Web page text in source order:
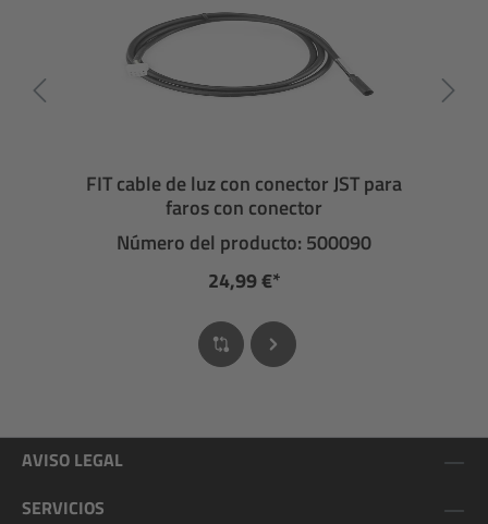
FIT cable de luz con conector JST para
faros con conector
Número del producto: 500090
24,99 €*
AVISO LEGAL
SERVICIOS